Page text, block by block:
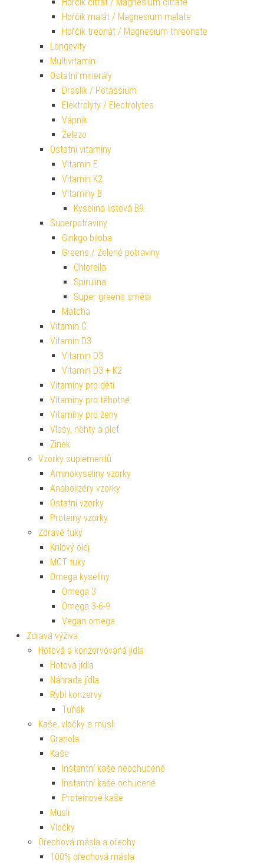
Hořčík malát / Magnesium malate
Hořčík treonát / Magnesium threonate
Longevity
Multivitamin
Ostatní minerály
Draslík / Potassium
Elektrolyty / Electrolytes
Vápník
Železo
Ostatní vitamíny
Vitamin E
Vitamin K2
Vitamíny B
Kyselina listová B9
Superpotraviny
Ginkgo biloba
Greens / Zelené potraviny
Chlorella
Spirulina
Super greens směsi
Matcha
Vitamin C
Vitamin D3
Vitamin D3
Vitamin D3 + K2
Vitamíny pro děti
Vitamíny pro těhotné
Vitamíny pro ženy
Vlasy, nehty a pleť
Zinek
Vzorky suplementů
Aminokyseliny vzorky
Anabolizéry vzorky
Ostatní vzorky
Proteiny vzorky
Zdravé tuky
Krilový olej
MCT tuky
Omega kyseliny
Omega 3
Omega 3-6-9
Vegan omega
Zdravá výživa
Hotová a konzervovaná jídla
Hotová jídla
Náhrada jídla
Rybí konzervy
Tuňák
Kaše, vločky a müsli
Granola
Kaše
Instantní kaše neochucené
Instantní kaše ochucené
Proteinové kaše
Müsli
Vločky
Ořechová másla a ořechy
100% ořechová másla